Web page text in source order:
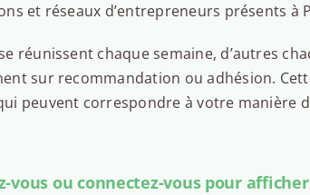
et réseaux d’entrepreneurs présents à
réunissent chaque semaine, d’autres
sur recommandation ou adhésion.
peuvent correspondre à votre manière
vous ou connectez-vous pour